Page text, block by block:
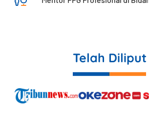
Telah Diliput